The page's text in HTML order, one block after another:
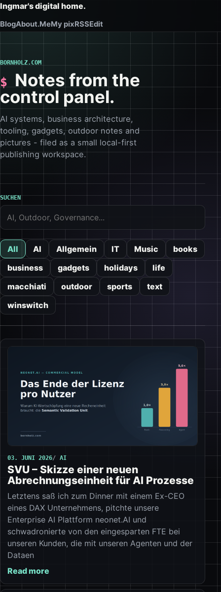
Ingmar's digital home.
BlogAbout.MeMy pixRSSEdit
BORNHOLZ.COM
Notes from the
control panel.
AI systems, business architecture,
tooling, gadgets, outdoor notes and
pictures - filed as a small local-first
publishing workspace.
SUCHEN
All AI Allgemein IT Music
books
business
gadgets holidays
life
macchiati
outdoor sports
text
winswitch
03. JUNI 2026 AI
SVU – Skizze einer neuen
Abrechnungseinheit für AI Prozesse
Letztens saß ich zum Dinner mit einem Ex-CEO
eines DAX Unternehmens, pitchte unsere
Enterprise AI Plattform neonet.AI und
schwadronierte von den eingesparten FTE bei
unseren Kunden, die mit unseren Agenten und der
Dataen
Read more